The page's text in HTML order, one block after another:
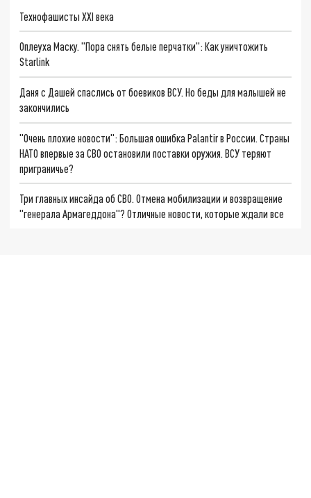
Технофашисты XXI века
Оплеуха Маску. "Пора снять белые перчатки": Как уничтожить
Starlink
Даня с Дашей спаслись от боевиков ВСУ. Но беды для малышей не
закончились
"Очень плохие новости": Большая ошибка Palantir в России. Страны
НАТО впервые за СВО остановили поставки оружия. ВСУ теряют
приграничье?
Три главных инсайда об СВО. Отмена мобилизации и возвращение
"генерала Армагеддона"? Отличные новости, которые ждали все